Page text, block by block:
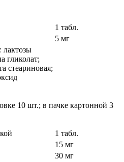
1 табл.
5 мг
лактозы
гликолат;
стеариновая;
10 шт.; в пачке картонной 3
1 табл.
15 мг
30 мг